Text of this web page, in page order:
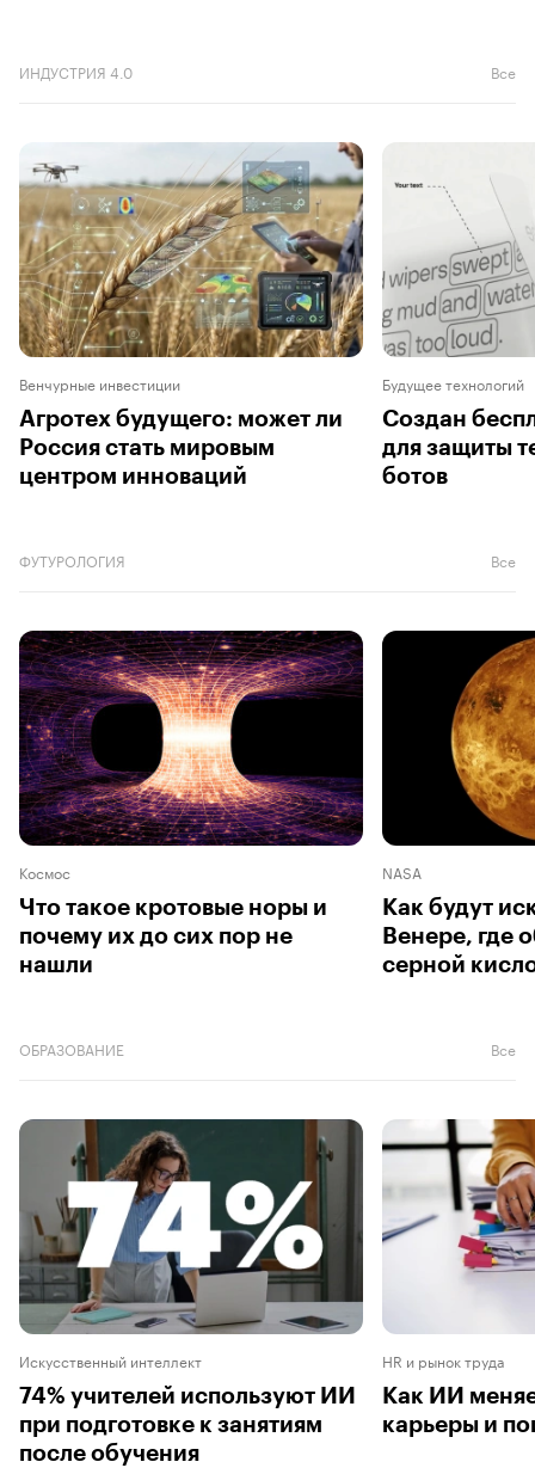
ИНДУСТРИЯ 4.0 Все
Венчурные инвестиции
Агротех будущего: может ли
Россия стать мировым
центром инноваций
Будущее технологий
Создан
для защиты
ботов
ФУТУРОЛОГИЯ Все
Космос
Что такое кротовые норы и
почему их до сих пор не
нашли
NASA
Как будут
Венере, где
серной
ОБРАЗОВАНИЕ Все
Искусственный интеллект
74% учителей используют ИИ
при подготовке к занятиям
после обучения
HR и рынок труда
Как ИИ
карьеры и